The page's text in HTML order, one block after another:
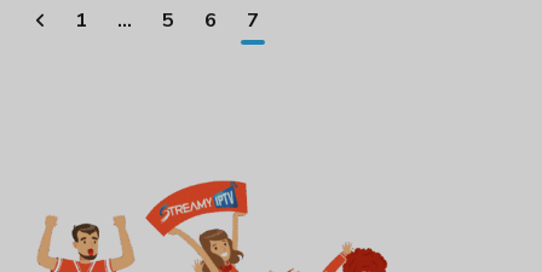
1 ... 5 6 7